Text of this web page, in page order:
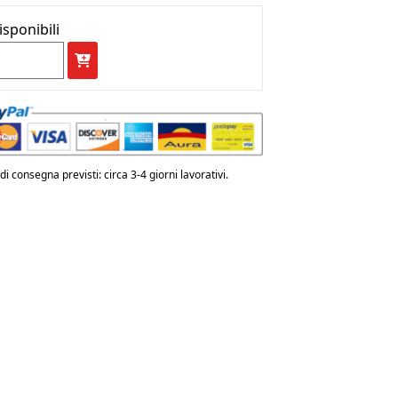
era:
€ 200,00.
è:
consegna previsti: circa 3-4 giorni lavorativi.